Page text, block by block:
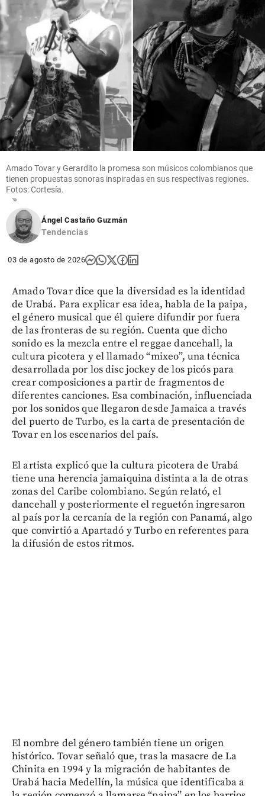
Fútbol
Luis Figo se
va contra
Infantino:
pidió su
dimisión de
la FiFA y lo
“deshonesto”
share
Amado Tovar y Gerardito la promesa son músicos colombianos que
tienen propuestas sonoras inspiradas en sus respectivas regiones.
Fotos: Cortesía.
Ángel Castaño Guzmán
Tendencias
03 de agosto de 2026
Amado Tovar dice que la diversidad es la identidad
de Urabá. Para explicar esa idea, habla de la paipa,
el género musical que él quiere difundir por fuera
de las fronteras de su región. Cuenta que dicho
sonido es la mezcla entre el reggae dancehall, la
cultura picotera y el llamado “mixeo”, una técnica
desarrollada por los disc jockey de los picós para
crear composiciones a partir de fragmentos de
diferentes canciones. Esa combinación, influenciada
por los sonidos que llegaron desde Jamaica a través
del puerto de Turbo, es la carta de presentación de
Tovar en los escenarios del país.
El artista explicó que la cultura picotera de Urabá
tiene una herencia jamaiquina distinta a la de otras
zonas del Caribe colombiano. Según relató, el
dancehall y posteriormente el reguetón ingresaron
al país por la cercanía de la región con Panamá, algo
que convirtió a Apartadó y Turbo en referentes para
la difusión de estos ritmos.
El nombre del género también tiene un origen
histórico. Tovar señaló que, tras la masacre de La
Chinita en 1994 y la migración de habitantes de
Urabá hacia Medellín, la música que identificaba a